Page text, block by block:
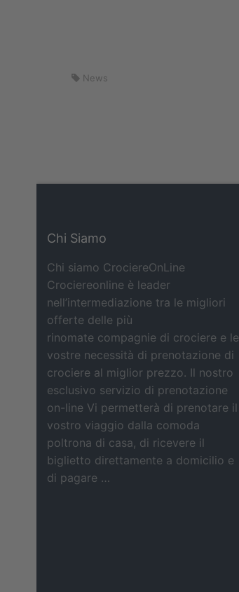
News
Chi Siamo
Chi siamo CrociereOnLine
Crociereonline è leader
nell’intermediazione tra le migliori
offerte delle più
rinomate compagnie di crociere e le
vostre necessità di prenotazione di
crociere al miglior prezzo. Il nostro
esclusivo servizio di prenotazione
on-line Vi permetterà di prenotare il
vostro viaggio dalla comoda
poltrona di casa, di ricevere il
biglietto direttamente a domicilio e
di pagare …